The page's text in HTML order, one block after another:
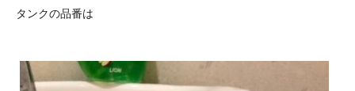
タンクの品番は